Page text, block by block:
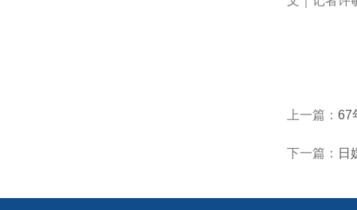
上一篇： 67
下一篇： 日